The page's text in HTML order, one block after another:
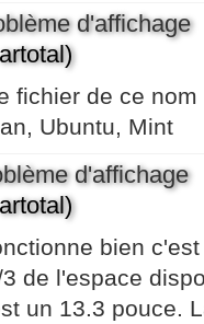
d'affichage
fichier de ce nom
Ubuntu, Mint
d'affichage
bien
de l'espace
un 13.3 pouce.